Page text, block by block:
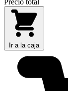
Precio total
Ir a la caja